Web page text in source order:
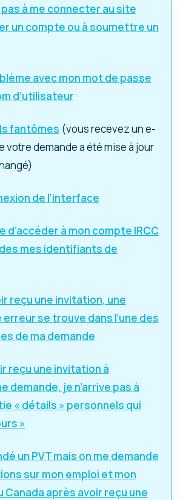
pas à me connecter au site
un compte ou à soumettre un
avec mon mot de passe
d’utilisateur
fantômes (vous recevez un e-
votre demande a été mise à jour
de l’interface
d’accéder à mon compte IRCC
mes identifiants de
reçu une invitation, une
se trouve dans l’une des
de ma demande
reçu une invitation à
demande, je n’arrive pas à
« détails » personnels qui
»
un PVT mais on me demande
sur mon emploi et mon
Canada après avoir reçu une